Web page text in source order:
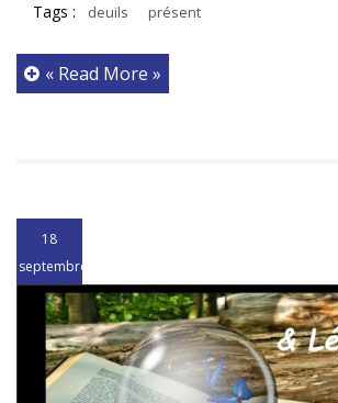
Tags : deuils présent
« Read More »
18
septembre
2018